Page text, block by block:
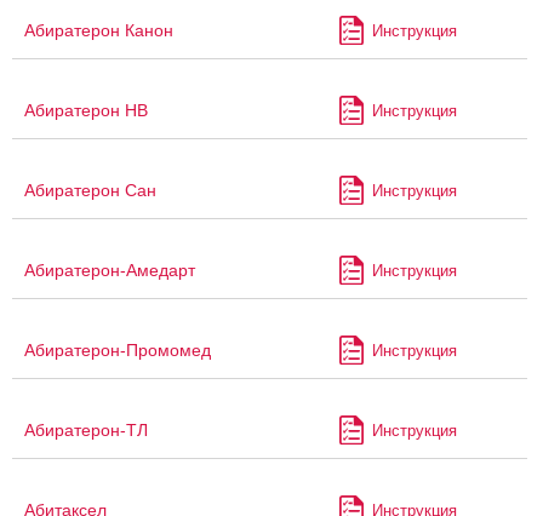
Абиратерон Канон Инструкция
Абиратерон НВ Инструкция
Абиратерон Сан Инструкция
Абиратерон-Амедарт Инструкция
Абиратерон-Промомед Инструкция
Абиратерон-ТЛ Инструкция
Абитаксел Инструкция